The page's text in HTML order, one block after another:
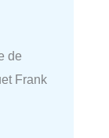
de
Frank